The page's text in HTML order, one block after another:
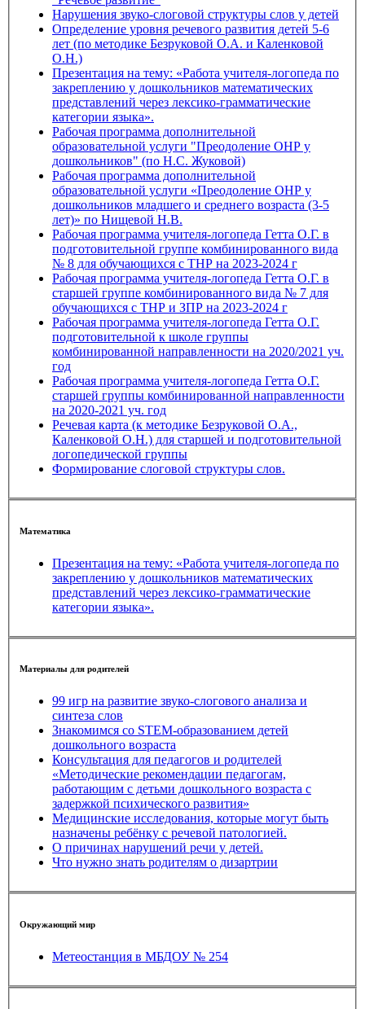
Нарушения звуко-слоговой структуры слов у детей
Определение уровня речевого развития детей 5-6
лет (по методике Безруковой О.А. и Каленковой
О.Н.)
Презентация на тему: «Работа учителя-логопеда по
закреплению у дошкольников математических
представлений через лексико-грамматические
категории языка».
Рабочая программа дополнительной
образовательной услуги "Преодоление ОНР у
дошкольников" (по Н.С. Жуковой)
Рабочая программа дополнительной
образовательной услуги «Преодоление ОНР у
дошкольников младшего и среднего возраста (3-5
лет)» по Нищевой Н.В.
Рабочая программа учителя-логопеда Гетта О.Г. в
подготовительной группе комбинированного вида
№ 8 для обучающихся с ТНР на 2023-2024 г
Рабочая программа учителя-логопеда Гетта О.Г. в
старшей группе комбинированного вида № 7 для
обучающихся с ТНР и ЗПР на 2023-2024 г
Рабочая программа учителя-логопеда Гетта О.Г.
подготовительной к школе группы
комбинированной направленности на 2020/2021 уч.
год
Рабочая программа учителя-логопеда Гетта О.Г.
старшей группы комбинированной направленности
на 2020-2021 уч. год
Речевая карта (к методике Безруковой О.А.,
Каленковой О.Н.) для старшей и подготовительной
логопедической группы
Формирование слоговой структуры слов.
Математика
Презентация на тему: «Работа учителя-логопеда по
закреплению у дошкольников математических
представлений через лексико-грамматические
категории языка».
Материалы для родителей
99 игр на развитие звуко-слогового анализа и
синтеза слов
Знакомимся со STEM-образованием детей
дошкольного возраста
Консультация для педагогов и родителей
«Методические рекомендации педагогам,
работающим с детьми дошкольного возраста с
задержкой психического развития»
Медицинские исследования, которые могут быть
назначены ребёнку с речевой патологией.
О причинах нарушений речи у детей.
Что нужно знать родителям о дизартрии
Окружающий мир
Метеостанция в МБДОУ № 254